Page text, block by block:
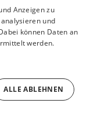
ENGLISH
Anzeigen zu
und
können Daten an
werden.
ALLE ABLEHNEN